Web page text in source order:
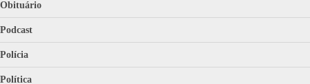
Obituário
Podcast
Polícia
Política